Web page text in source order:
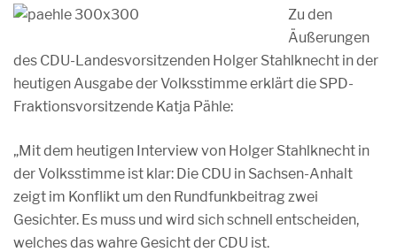
Zu den
Äußerungen
des CDU-Landesvorsitzenden Holger Stahlknecht in der
heutigen Ausgabe der Volksstimme erklärt die SPD-
Fraktionsvorsitzende Katja Pähle:
„Mit dem heutigen Interview von Holger Stahlknecht in
der Volksstimme ist klar: Die CDU in Sachsen-Anhalt
zeigt im Konflikt um den Rundfunkbeitrag zwei
Gesichter. Es muss und wird sich schnell entscheiden,
welches das wahre Gesicht der CDU ist.